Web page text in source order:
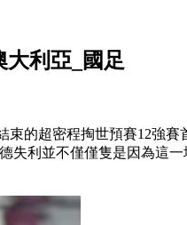
大利亞_國足
束的超密程掏世預賽12強賽首
失利並不僅僅隻是因為這一